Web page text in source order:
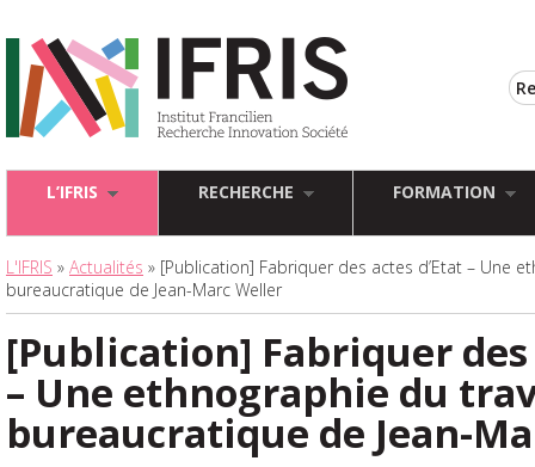
L’IFRIS RECHERCHE FORMATION
L'IFRIS » Actualités » [Publication] Fabriquer des actes d’Etat – Une
bureaucratique de Jean-Marc Weller
[Publication] Fabriquer des
– Une ethnographie du
bureaucratique de Jean-